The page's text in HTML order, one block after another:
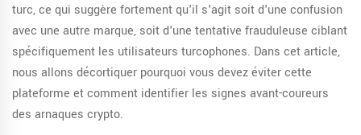
turc, ce qui suggère fortement qu'il s'agit soit d'une confusion
avec une autre marque, soit d'une tentative frauduleuse ciblant
spécifiquement les utilisateurs turcophones. Dans cet article,
nous allons décortiquer pourquoi vous devez éviter cette
plateforme et comment identifier les signes avant-coureurs
des arnaques crypto.